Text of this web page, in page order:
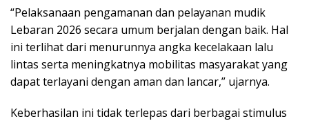
“Pelaksanaan pengamanan dan pelayanan mudik
Lebaran 2026 secara umum berjalan dengan baik. Hal
ini terlihat dari menurunnya angka kecelakaan lalu
lintas serta meningkatnya mobilitas masyarakat yang
dapat terlayani dengan aman dan lancar,” ujarnya.
Keberhasilan ini tidak terlepas dari berbagai stimulus